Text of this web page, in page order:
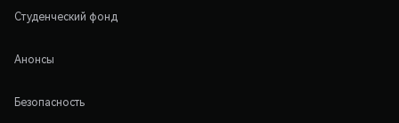
Студенческий фонд
Анонсы
Безопасность